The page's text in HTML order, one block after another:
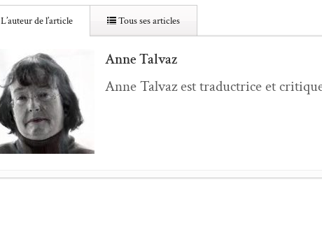
L’au­teur de l’article Tous ses articles
Anne Talvaz
Anne Tal­vaz est tra­duc­trice et